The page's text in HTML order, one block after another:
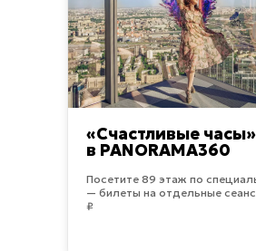
«Счастливые часы»
в PANORAMA360
Посетите 89 этаж по
— билеты на отдельные
₽